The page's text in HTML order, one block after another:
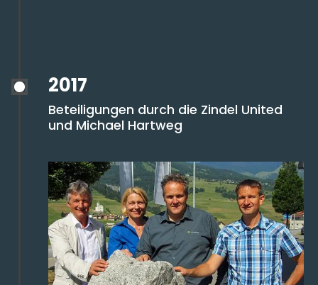
2017
Beteiligungen durch die Zindel United
und Michael Hartweg